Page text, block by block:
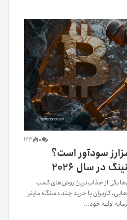
0
123
سودآور است؟
در سال ۲۰۲۶
یکی از جذاب‌ترین روش‌های کسب
کاربران با خرید چند دستگاه ماینر
اولیه خود...